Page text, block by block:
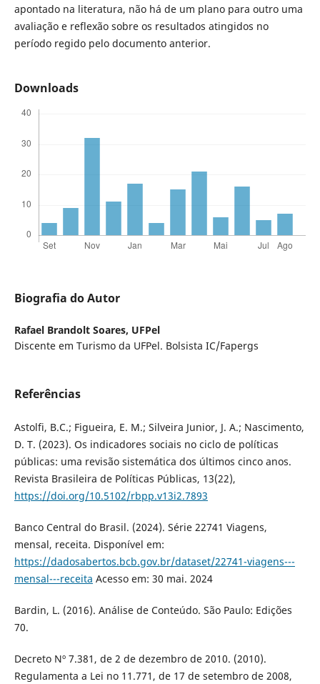
apontado na literatura, não há de um plano para outro uma
avaliação e reflexão sobre os resultados atingidos no
período regido pelo documento anterior.
Downloads
Biografia do Autor
Rafael Brandolt Soares, UFPel
Discente em Turismo da UFPel. Bolsista IC/Fapergs
Referências
Astolfi, B.C.; Figueira, E. M.; Silveira Junior, J. A.; Nascimento,
D. T. (2023). Os indicadores sociais no ciclo de políticas
públicas: uma revisão sistemática dos últimos cinco anos.
Revista Brasileira de Políticas Públicas, 13(22),
https://doi.org/10.5102/rbpp.v13i2.7893
Banco Central do Brasil. (2024). Série 22741 Viagens,
mensal, receita. Disponível em:
https://dadosabertos.bcb.gov.br/dataset/22741-viagens---
mensal---receita Acesso em: 30 mai. 2024
Bardin, L. (2016). Análise de Conteúdo. São Paulo: Edições
70.
Decreto Nº 7.381, de 2 de dezembro de 2010. (2010).
Regulamenta a Lei no 11.771, de 17 de setembro de 2008,